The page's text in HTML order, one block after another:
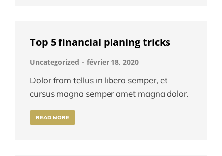
Top 5 financial planing tricks
Uncategorized février 18, 2020
Dolor from tellus in libero semper, et
cursus magna semper amet magna dolor.
READ MORE